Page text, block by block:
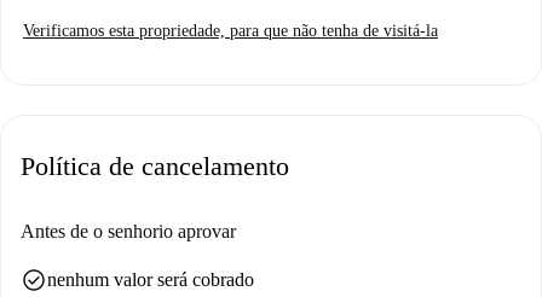
Verificamos esta propriedade, para que não tenha de visitá-la
Política de cancelamento
Antes de o senhorio aprovar
check_circlenenhum valor será cobrado